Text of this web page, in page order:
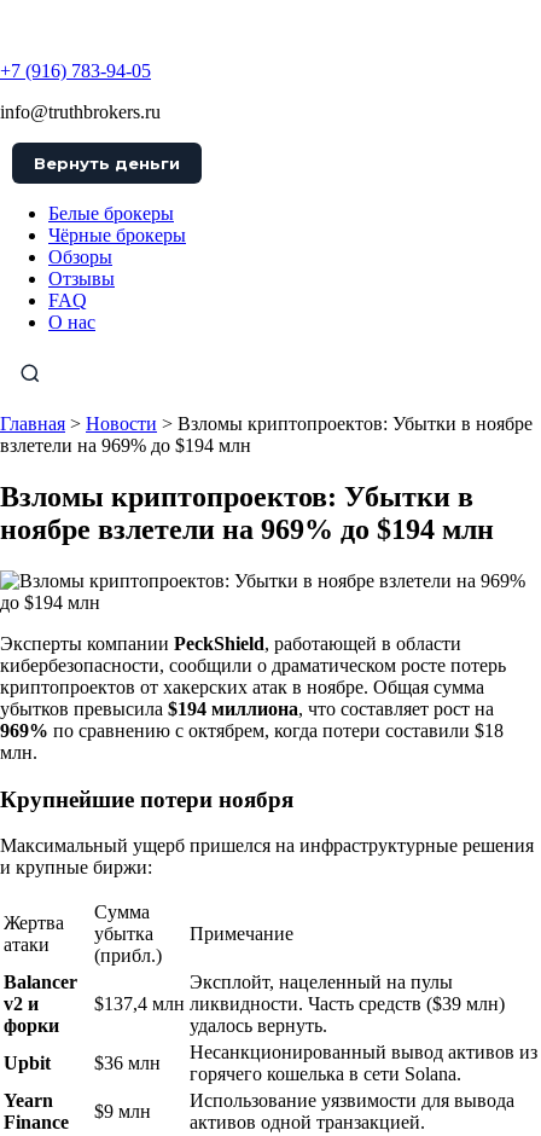
+7 (916) 783-94-05
info@truthbrokers.ru
Вернуть деньги
Белые брокеры
Чёрные брокеры
Обзоры
Отзывы
FAQ
О нас
Главная > Новости > Взломы криптопроектов: Убытки в ноябре
взлетели на 969% до $194 млн
Взломы криптопроектов: Убытки в
ноябре взлетели на 969% до $194 млн
Эксперты компании PeckShield, работающей в области
кибербезопасности, сообщили о драматическом росте потерь
криптопроектов от хакерских атак в ноябре. Общая сумма
убытков превысила $194 миллиона, что составляет рост на
969% по сравнению с октябрем, когда потери составили $18
млн.
Крупнейшие потери ноября
Максимальный ущерб пришелся на инфраструктурные решения
и крупные биржи:
Жертва
атаки
Сумма
убытка
(прибл.)
Примечание
Balancer
v2 и
форки
$137,4 млн
Эксплойт, нацеленный на пулы
ликвидности. Часть средств ($39 млн)
удалось вернуть.
Upbit
$36 млн
Несанкционированный вывод активов из
горячего кошелька в сети Solana.
Yearn
Finance
$9 млн
Использование уязвимости для вывода
активов одной транзакцией.